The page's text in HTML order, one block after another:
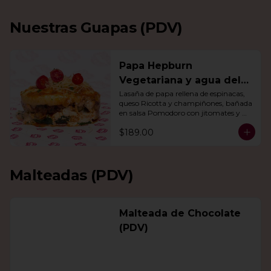
Nuestras Guapas (PDV)
Papa Hepburn
Vegetariana y agua del
día
Lasaña de papa rellena de espinacas,
queso Ricotta y champiñones, bañada
en salsa Pomodoro con jitomates y
queso gratinado. Incluye una agua del
día.
$189.00
Malteadas (PDV)
Malteada de Chocolate
(PDV)